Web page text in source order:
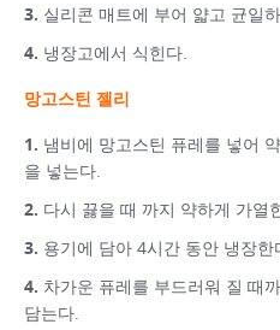
실리콘 매트에 부어 얇고 균일
냉장고에서 식힌다.
망고스틴 젤리
냄비에 망고스틴 퓨레를 넣어
을 넣는다.
다시 끓을 때 까지 약하게 가열
용기에 담아 4시간 동안 냉장한
차가운 퓨레를 부드러워 질 때
담는다.